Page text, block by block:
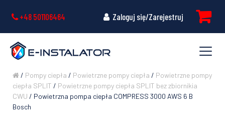
+48 501106464 Zaloguj się/Zarejestruj
/ Pompy ciepła / Powietrzne pompy ciepła / Powietrzne pompy
ciepła SPLIT / Powietrzne pompy ciepła SPLIT bez zbiornikia
CWU / Powietrzna pompa ciepła COMPRESS 3000 AWS 6 B
Bosch